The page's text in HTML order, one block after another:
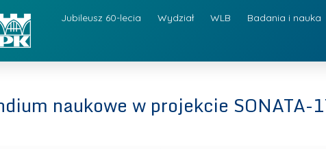
Jubileusz 60-lecia Wydział WLB Badania i nauka
naukowe w projekcie SONATA-